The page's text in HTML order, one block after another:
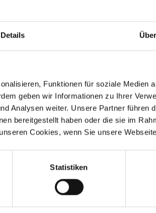
Details
Funktionen für soziale Medien
geben wir Informationen zu Ihrer
Analysen weiter. Unsere Partner führen
bereitgestellt haben oder die sie im
Cookies, wenn Sie unsere
Statistiken